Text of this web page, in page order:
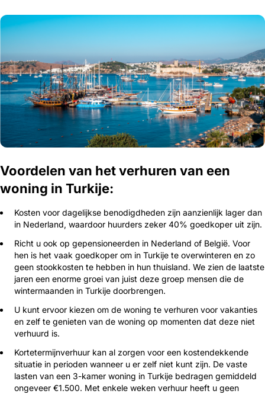
Voordelen van het verhuren van een
woning in Turkije:
Kosten voor dagelijkse benodigdheden zijn aanzienlijk lager dan
in Nederland, waardoor huurders zeker 40% goedkoper uit zijn.
Richt u ook op gepensioneerden in Nederland of België. Voor
hen is het vaak goedkoper om in Turkije te overwinteren en zo
geen stookkosten te hebben in hun thuisland. We zien de laatste
jaren een enorme groei van juist deze groep mensen die de
wintermaanden in Turkije doorbrengen.
U kunt ervoor kiezen om de woning te verhuren voor vakanties
en zelf te genieten van de woning op momenten dat deze niet
verhuurd is.
Kortetermijnverhuur kan al zorgen voor een kostendekkende
situatie in perioden wanneer u er zelf niet kunt zijn. De vaste
lasten van een 3-kamer woning in Turkije bedragen gemiddeld
ongeveer €1.500. Met enkele weken verhuur heeft u geen